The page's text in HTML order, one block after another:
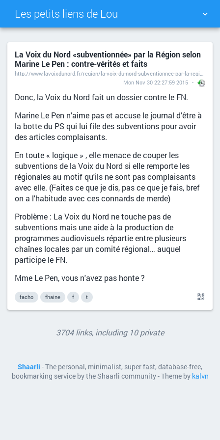
Les petits liens de Lou
TAG CLOUD PICTURE WALL
DAILY SEARCH
La Voix du Nord «subventionnée» par la Région selon
Marine Le Pen : contre-vérités et faits
http://www.lavoixdunord.fr/region/la-voix-du-nord-subventionnee-par-la-region-selon-ia0b0n3191708#utm_medium=redaction
Mon Nov 30 22:27:59 2015
Donc, la Voix du Nord fait un dossier contre le FN.
Marine Le Pen n'aime pas et accuse le journal d'être à
la botte du PS qui lui file des subventions pour avoir
des articles complaisants.
En toute « logique » , elle menace de couper les
subventions de la Voix du Nord si elle remporte les
régionales au motif qu'ils ne sont pas complaisants
avec elle. (Faites ce que je dis, pas ce que je fais, bref
on a l'habitude avec ces connards de merde)
Problème : La Voix du Nord ne touche pas de
subventions mais une aide à la production de
programmes audiovisuels répartie entre plusieurs
chaînes locales par un comité régional… auquel
participe le FN.
Mme Le Pen, vous n'avez pas honte ?
facho fhaine f t
3704 links, including 10 private
Shaarli - The personal, minimalist, super fast, database-free,
bookmarking service by the Shaarli community - Theme by kalvn